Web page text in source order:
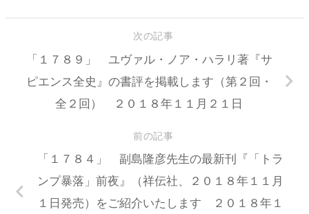
次の記事
「１７８９」 ユヴァル・ノア・ハラリ著『サ
ピエンス全史』の書評を掲載します（第２回・
全２回） ２０１８年１１月２１日
前の記事
「１７８４」 副島隆彦先生の最新刊『「トラ
ンプ暴落」前夜』（祥伝社、２０１８年１１月
１日発売）をご紹介いたします ２０１８年１